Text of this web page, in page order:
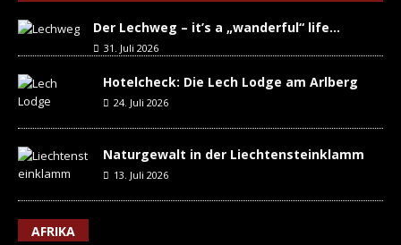
Der Lechweg – it’s a „wanderful“ life…
31. Juli 2026
Hotelcheck: Die Lech Lodge am Arlberg
24. Juli 2026
Naturgewalt in der Liechtensteinklamm
13. Juli 2026
AFRIKA